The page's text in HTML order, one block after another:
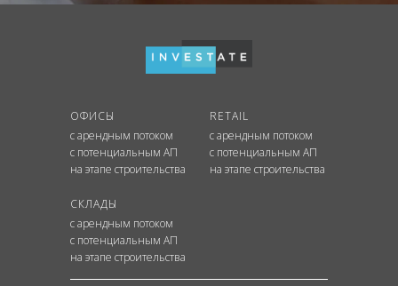
ОФИСЫ
с арендным потоком
с потенциальным АП
на этапе строительства
RETAIL
с арендным потоком
с потенциальным АП
на этапе строительства
СКЛАДЫ
с арендным потоком
с потенциальным АП
на этапе строительства